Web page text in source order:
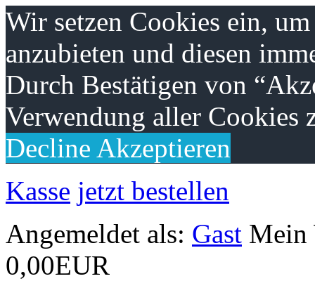
Wir setzen Cookies ein,
anzubieten und diesen
Durch Bestätigen von
Verwendung aller Cookies
Decline Akzeptieren
Kasse jetzt bestellen
Angemeldet als: Gast Mein
0,00EUR